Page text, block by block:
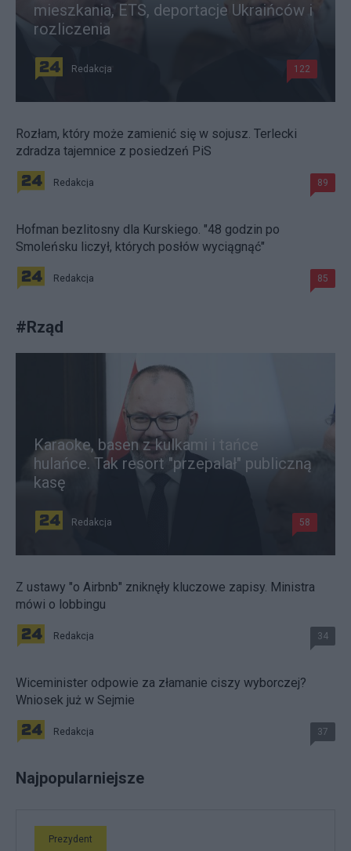
mieszkania, ETS, deportacje Ukraińców i
rozliczenia
Redakcja 122
Rozłam, który może zamienić się w sojusz. Terlecki
zdradza tajemnice z posiedzeń PiS
Redakcja 89
Hofman bezlitosny dla Kurskiego. "48 godzin po
Smoleńsku liczył, których posłów wyciągnąć"
Redakcja 85
#Rząd
Karaoke, basen z kulkami i tańce
hulańce. Tak resort "przepalał" publiczną
kasę
Redakcja 58
Z ustawy "o Airbnb" zniknęły kluczowe zapisy. Ministra
mówi o lobbingu
Redakcja 34
Wiceminister odpowie za złamanie ciszy wyborczej?
Wniosek już w Sejmie
Redakcja 37
Najpopularniejsze
Prezydent